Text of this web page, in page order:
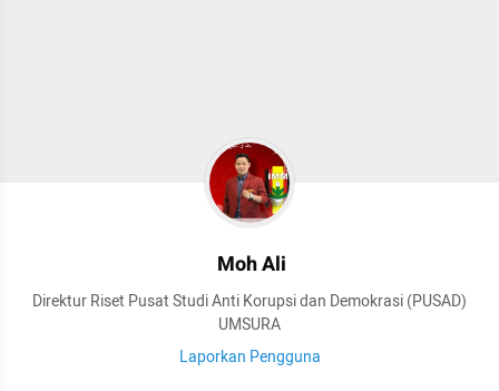
Moh Ali
Direktur Riset Pusat Studi Anti Korupsi dan Demokrasi (PUSAD)
UMSURA
Laporkan Pengguna